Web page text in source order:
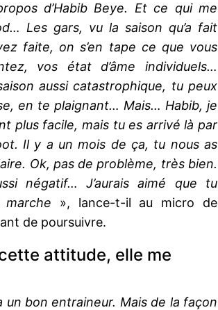
d’Habib Beye. Et ce qui me
Les gars, vu la saison qu’a fait
faite, on s’en tape ce que vous
vos état d’âme individuels…
aussi catastrophique, tu peux
en te plaignant… Mais… Habib, je
plus facile, mais tu es arrivé là par
Il y a un mois de ça, tu nous as
Ok, pas de problème, très bien.
négatif… J’aurais aimé que tu
marche », lance-t-il au micro de
de poursuivre.
attitude, elle me
bon entraineur. Mais de la façon